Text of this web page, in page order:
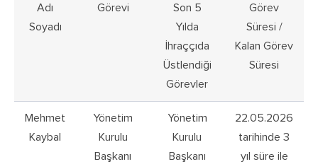
Adı
Soyadı
Görevi
Son 5
Yılda
İhraççıda
Üstlendiği
Görevler
Görev
Süresi /
Kalan Görev
Süresi
Mehmet
Kaybal
Yönetim
Kurulu
Başkanı
Yönetim
Kurulu
Başkanı
22.05.2026
tarihinde 3
yıl süre ile